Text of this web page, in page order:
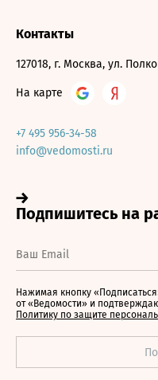
Контакты
127018, г. Москва, ул.
На карте
+7 495 956-34-58
info@vedomosti.ru
Нажимая кнопку
от «Ведомости» и
Политику по защите